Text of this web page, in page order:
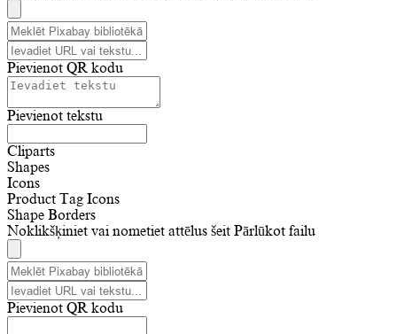
Pievienot QR kodu
Pievienot tekstu
Cliparts
Shapes
Icons
Product Tag Icons
Shape Borders
Noklikšķiniet vai nometiet attēlus šeit Pārlūkot failu
Pievienot QR kodu